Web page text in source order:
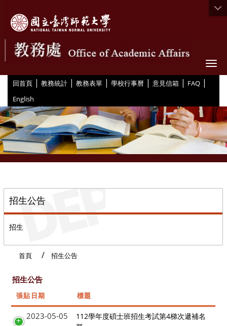
回首頁 | 教務統計 | 教務表單 | 學校行事曆 | 意見信箱 | FAQ |
English
招生公告
招生
首頁 招生公告
招生公告
張貼日期 標題
2023-05-05
112學年度碩士班招生考試第4梯次遞補名